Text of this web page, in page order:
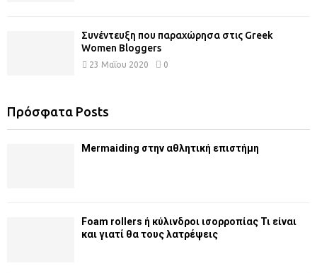
Συνέντευξη που παραχώρησα στις Greek
Women Bloggers
23 Μαΐου 2020 0
Πρόσφατα Posts
Mermaiding στην αθλητική επιστήμη
Foam rollers ή κύλινδροι ισορροπίας Τι είναι
και γιατί θα τους λατρέψεις